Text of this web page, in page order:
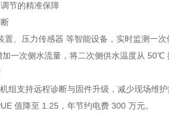
节的精准保障
置、压力传感器 等智能设备，实时监测一
加一次侧水流量，将二次侧供水温度从
组支持远程诊断与固件升级，减少现场维
值降至 1.25，年节约电费 300 万元。